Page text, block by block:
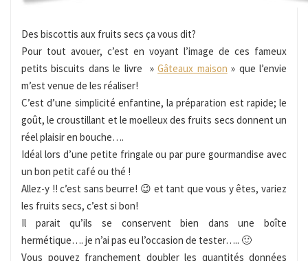
Des biscottis aux fruits secs ça vous dit?
Pour tout avouer, c’est en voyant l’image de ces fameux
petits biscuits dans le livre »Gâteaux maison » que l’envie
m’est venue de les réaliser!
C’est d’une simplicité enfantine, la préparation est rapide; le
goût, le croustillant et le moelleux des fruits secs donnent un
réel plaisir en bouche….
Idéal lors d’une petite fringale ou par pure gourmandise avec
un bon petit café ou thé !
Allez-y !! c’est sans beurre! 😉 et tant que vous y êtes, variez
les fruits secs, c’est si bon!
Il parait qu’ils se conservent bien dans une boîte
hermétique…. je n’ai pas eu l’occasion de tester….. 🙂
Vous pouvez franchement doubler les quantités données